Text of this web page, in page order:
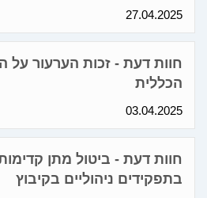
27.04.2025
חוות דעת - זכות הערעור
הכללית
03.04.2025
חוות דעת - ביטול מתן
בתפקידים ניהוליים בקיבוץ